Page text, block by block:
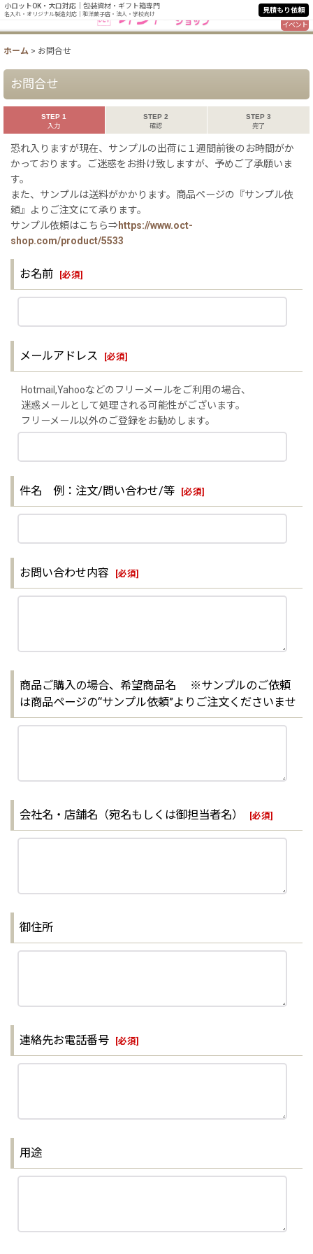
小ロットOK・大口対応 ｜包装資材・ギフト箱専門
名入れ・オリジナル製造対応｜和洋菓子店・法人・学校向け
見積もり依頼
イベント
ホーム > お問合せ
お問合せ
STEP 1
入力
STEP 2
確認
STEP 3
完了
恐れ入りますが現在、サンプルの出荷に１週間前後のお時間がか
かっております。ご迷惑をお掛け致しますが、予めご了承願いま
す。
また、サンプルは送料がかかります。商品ページの『サンプル依
頼』よりご注文にて承ります。
サンプル依頼はこちら⇒https://www.oct-
shop.com/product/5533
お名前 [必須]
メールアドレス [必須]
Hotmail,Yahooなどのフリーメールをご利用の場合、
迷惑メールとして処理される可能性がございます。
フリーメール以外のご登録をお勧めします。
件名 例：注文/問い合わせ/等 [必須]
お問い合わせ内容 [必須]
商品ご購入の場合、希望商品名 ※サンプルのご依頼
は商品ページの“サンプル依頼”よりご注文くださいませ
会社名・店舗名（宛名もしくは御担当者名） [必須]
御住所
連絡先お電話番号 [必須]
用途